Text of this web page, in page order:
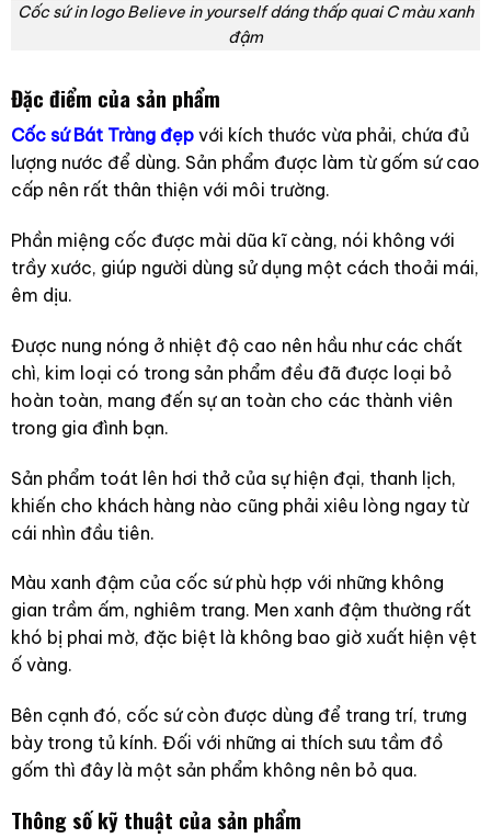
Cốc sứ in logo Believe in yourself dáng thấp quai C màu xanh
đậm
Đặc điểm của sản phẩm
Cốc sứ Bát Tràng đẹp với kích thước vừa phải, chứa đủ
lượng nước để dùng. Sản phẩm được làm từ gốm sứ cao
cấp nên rất thân thiện với môi trường.
Phần miệng cốc được mài dũa kĩ càng, nói không với
trầy xước, giúp người dùng sử dụng một cách thoải mái,
êm dịu.
Được nung nóng ở nhiệt độ cao nên hầu như các chất
chì, kim loại có trong sản phẩm đều đã được loại bỏ
hoàn toàn, mang đến sự an toàn cho các thành viên
trong gia đình bạn.
Sản phẩm toát lên hơi thở của sự hiện đại, thanh lịch,
khiến cho khách hàng nào cũng phải xiêu lòng ngay từ
cái nhìn đầu tiên.
Màu xanh đậm của cốc sứ phù hợp với những không
gian trầm ấm, nghiêm trang. Men xanh đậm thường rất
khó bị phai mờ, đặc biệt là không bao giờ xuất hiện vệt
ố vàng.
Bên cạnh đó, cốc sứ còn được dùng để trang trí, trưng
bày trong tủ kính. Đối với những ai thích sưu tầm đồ
gốm thì đây là một sản phẩm không nên bỏ qua.
Thông số kỹ thuật của sản phẩm